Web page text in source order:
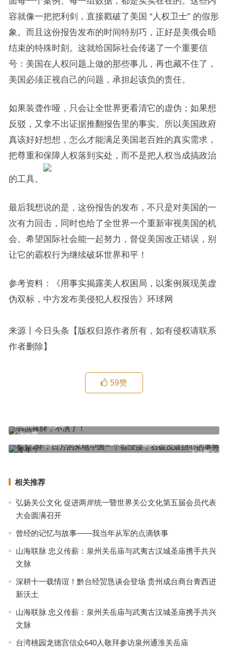
容就像一把把利剑，直接戳破了美国 “人权卫士” 的假形
象。而且这份报告发布的时间特别巧，正好是美俄会晤
结束的特殊时刻。这就给国际社会传递了一个重要信
号：美国在人权问题上做的那些事儿，再也藏不住了，
美国必须正视自己的问题，承担起该负的责任。
如果装聋作哑，只会让全世界更看清它的虚伪；如果想
反驳，又拿不出证据推翻报告里的事实。所以美国政府
真该好好想想，怎么才能满足美国老百姓的真实需求，
把尊重和保障人权落到实处，而不是把人权当成搞政治
的工具。
最后我想说的是，这份报告的发布，不只是对美国的一
次有力回击，同时也给了全世界一个重新审视美国的机
会。希望国际社会能一起努力，督促美国改正错误，别
让它的霸权行为继续破坏世界和平！
参考资料：《用事实揭露美人权困局，以案例展现美虚
伪双标，中方发布美侵犯人权报告》环球网
来源丨今日头条【版权归原作者所有，如有侵权请联系
作者删除】
59赞
上一篇
韩国摊牌，不演了！
下一篇
整整2年，日方的来电中国一个都没接，石破茂最担心的事将发生？
相关推荐
弘扬关公文化 促进两岸统一暨世界关公文化第五届会员代表
大会圆满召开
曾经的记忆与故事——我当年从军的点滴轶事
山海联脉 忠义传薪：泉州关岳庙与武夷古汉城圣庙携手共兴
文脉
深耕十一载情谊！黔台经贸恳谈会登场 贵州成台商台青西进
新沃土
山海联脉 忠义传薪：泉州关岳庙与武夷古汉城圣庙携手共兴
文脉
台湾桃园龙德宫信众640人敬拜参访泉州通淮关岳庙